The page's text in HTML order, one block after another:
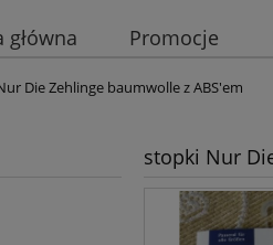
główna Promocje
Die Zehlinge baumwolle z ABS'em
stopki Nur